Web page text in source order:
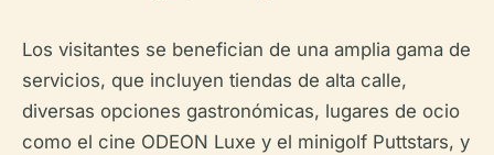
Los visitantes se benefician de una amplia gama de
servicios, que incluyen tiendas de alta calle,
diversas opciones gastronómicas, lugares de ocio
como el cine ODEON Luxe y el minigolf Puttstars, y